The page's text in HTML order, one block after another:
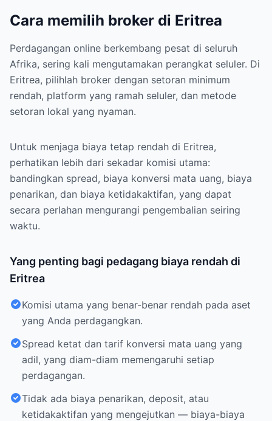
Cara memilih broker di Eritrea
Perdagangan online berkembang pesat di seluruh
Afrika, sering kali mengutamakan perangkat seluler. Di
Eritrea, pilihlah broker dengan setoran minimum
rendah, platform yang ramah seluler, dan metode
setoran lokal yang nyaman.
Untuk menjaga biaya tetap rendah di Eritrea,
perhatikan lebih dari sekadar komisi utama:
bandingkan spread, biaya konversi mata uang, biaya
penarikan, dan biaya ketidakaktifan, yang dapat
secara perlahan mengurangi pengembalian seiring
waktu.
Yang penting bagi pedagang biaya rendah di
Eritrea
Komisi utama yang benar-benar rendah pada aset
yang Anda perdagangkan.
Spread ketat dan tarif konversi mata uang yang
adil, yang diam-diam memengaruhi setiap
perdagangan.
Tidak ada biaya penarikan, deposit, atau
ketidakaktifan yang mengejutkan — biaya-biaya